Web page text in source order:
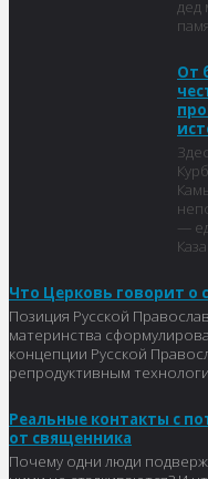
дед
От
—
Что Церковь говорит о
Позиция Русской
материнства
концепции Русской
репродуктивным
Реальные контакты с
от священника
Почему одни люди